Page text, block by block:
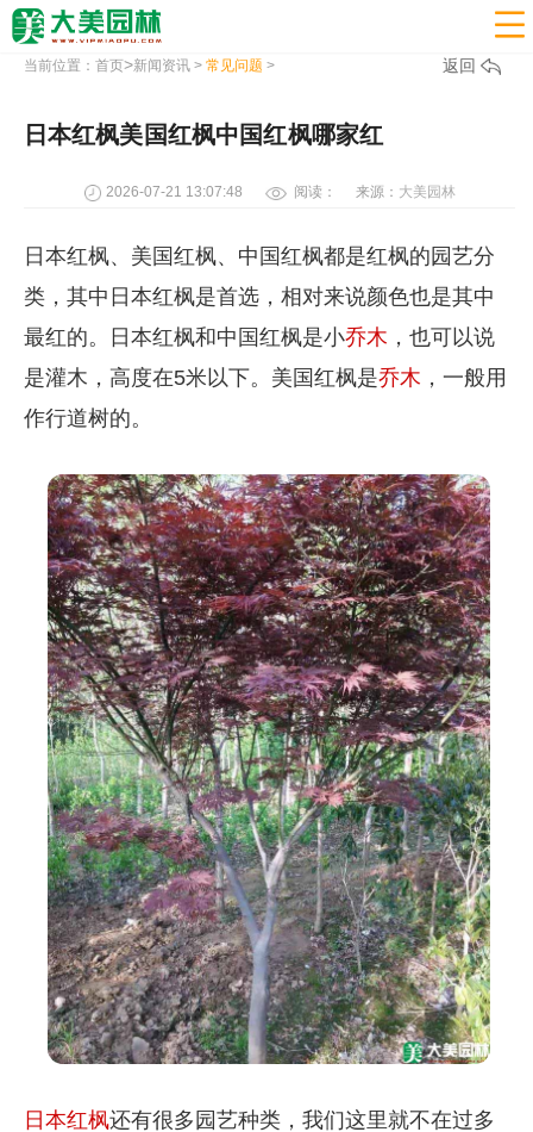

当前位置： 首页>新闻资讯> 常见问题 > 返回
日本红枫美国红枫中国红枫哪家红
2026-07-21 13:07:48 阅读： 来源： 大美园林
日本红枫、美国红枫、中国红枫都是红枫的园艺分
类，其中日本红枫是首选，相对来说颜色也是其中
最红的。日本红枫和中国红枫是小乔木 ，也可以说
是灌木，高度在5米以下。美国红枫是乔木 ，一般用
作行道树的。
日本红枫还有很多园艺种类，我们这里就不在过多